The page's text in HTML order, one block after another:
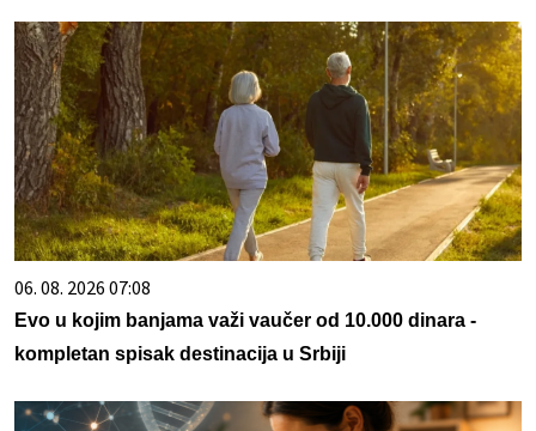
06. 08. 2026 07:08
Evo u kojim banjama važi vaučer od 10.000 dinara -
kompletan spisak destinacija u Srbiji